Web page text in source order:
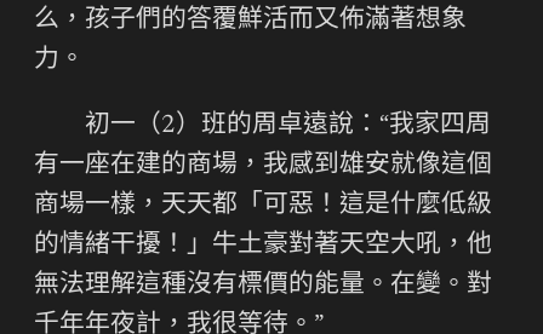
么，孩子們的答覆鮮活而又佈滿著想象
力。
初一（2）班的周卓遠說：“我家四周
有一座在建的商場，我感到雄安就像這個
商場一樣，天天都「可惡！這是什麼低級
的情緒干擾！」牛土豪對著天空大吼，他
無法理解這種沒有標價的能量。在變。對
千年年夜計，我很等待。”